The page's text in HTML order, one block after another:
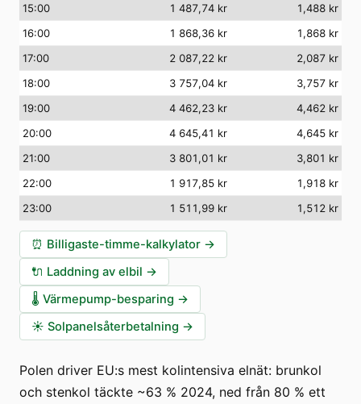
15:00
1 487,74 kr
1,488 kr
16:00
1 868,36 kr
1,868 kr
17:00
2 087,22 kr
2,087 kr
18:00
3 757,04 kr
3,757 kr
19:00
4 462,23 kr
4,462 kr
20:00
4 645,41 kr
4,645 kr
21:00
3 801,01 kr
3,801 kr
22:00
1 917,85 kr
1,918 kr
23:00
1 511,99 kr 1,512 kr
⏰ Billigaste-timme-kalkylator →
🔌 Laddning av elbil →
🌡️ Värmepump-besparing →
☀️ Solpanelsåterbetalning →
Polen driver EU:s mest kolintensiva elnät: brunkol
och stenkol täckte ~63 % 2024, ned från 80 % ett